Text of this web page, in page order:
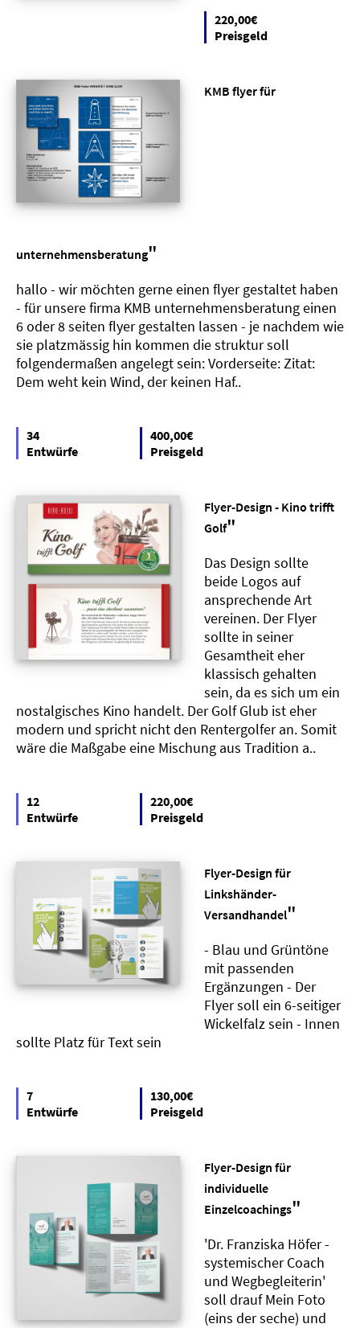
220,00€
Preisgeld
KMB flyer für
unternehmensberatung"
hallo - wir möchten gerne einen flyer gestaltet haben
- für unsere firma KMB unternehmensberatung einen
6 oder 8 seiten flyer gestalten lassen - je nachdem wie
sie platzmässig hin kommen die struktur soll
folgendermaßen angelegt sein: Vorderseite: Zitat:
Dem weht kein Wind, der keinen Haf..
34
Entwürfe
400,00€
Preisgeld
Flyer-Design - Kino trifft
Golf"
Das Design sollte
beide Logos auf
ansprechende Art
vereinen. Der Flyer
sollte in seiner
Gesamtheit eher
klassisch gehalten
sein, da es sich um ein
nostalgisches Kino handelt. Der Golf Glub ist eher
modern und spricht nicht den Rentergolfer an. Somit
wäre die Maßgabe eine Mischung aus Tradition a..
12
Entwürfe
220,00€
Preisgeld
Flyer-Design für
Linkshänder-
Versandhandel"
- Blau und Grüntöne
mit passenden
Ergänzungen - Der
Flyer soll ein 6-seitiger
Wickelfalz sein - Innen
sollte Platz für Text sein
7
Entwürfe
130,00€
Preisgeld
Flyer-Design für
individuelle
Einzelcoachings"
'Dr. Franziska Höfer -
systemischer Coach
und Wegbegleiterin'
soll drauf Mein Foto
(eins der seche) und